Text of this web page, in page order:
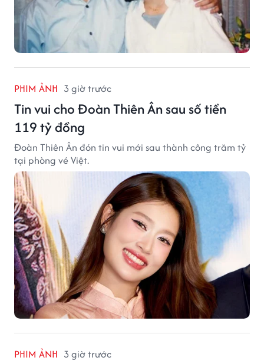
PHIM ẢNH 3 giờ trước
Tin vui cho Đoàn Thiên Ân sau số tiền
119 tỷ đồng
Đoàn Thiên Ân đón tin vui mới sau thành công trăm tỷ
tại phòng vé Việt.
PHIM ẢNH 3 giờ trước